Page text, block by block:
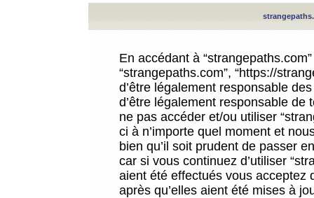
En accédant à
“strangepaths.com”, “https://
d’être légalement responsable
d’être légalement responsable
ne pas accéder et/ou utiliser
ci à n’importe quel moment et
bien qu’il soit prudent de passer
car si vous continuez d’utiliser
aient été effectués vous acceptez
après qu’elles aient été mises à